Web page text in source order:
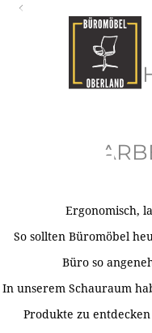
Ergonomisch,
So sollten Büromöbel
Büro so
In unserem Schauraum
Produkte zu